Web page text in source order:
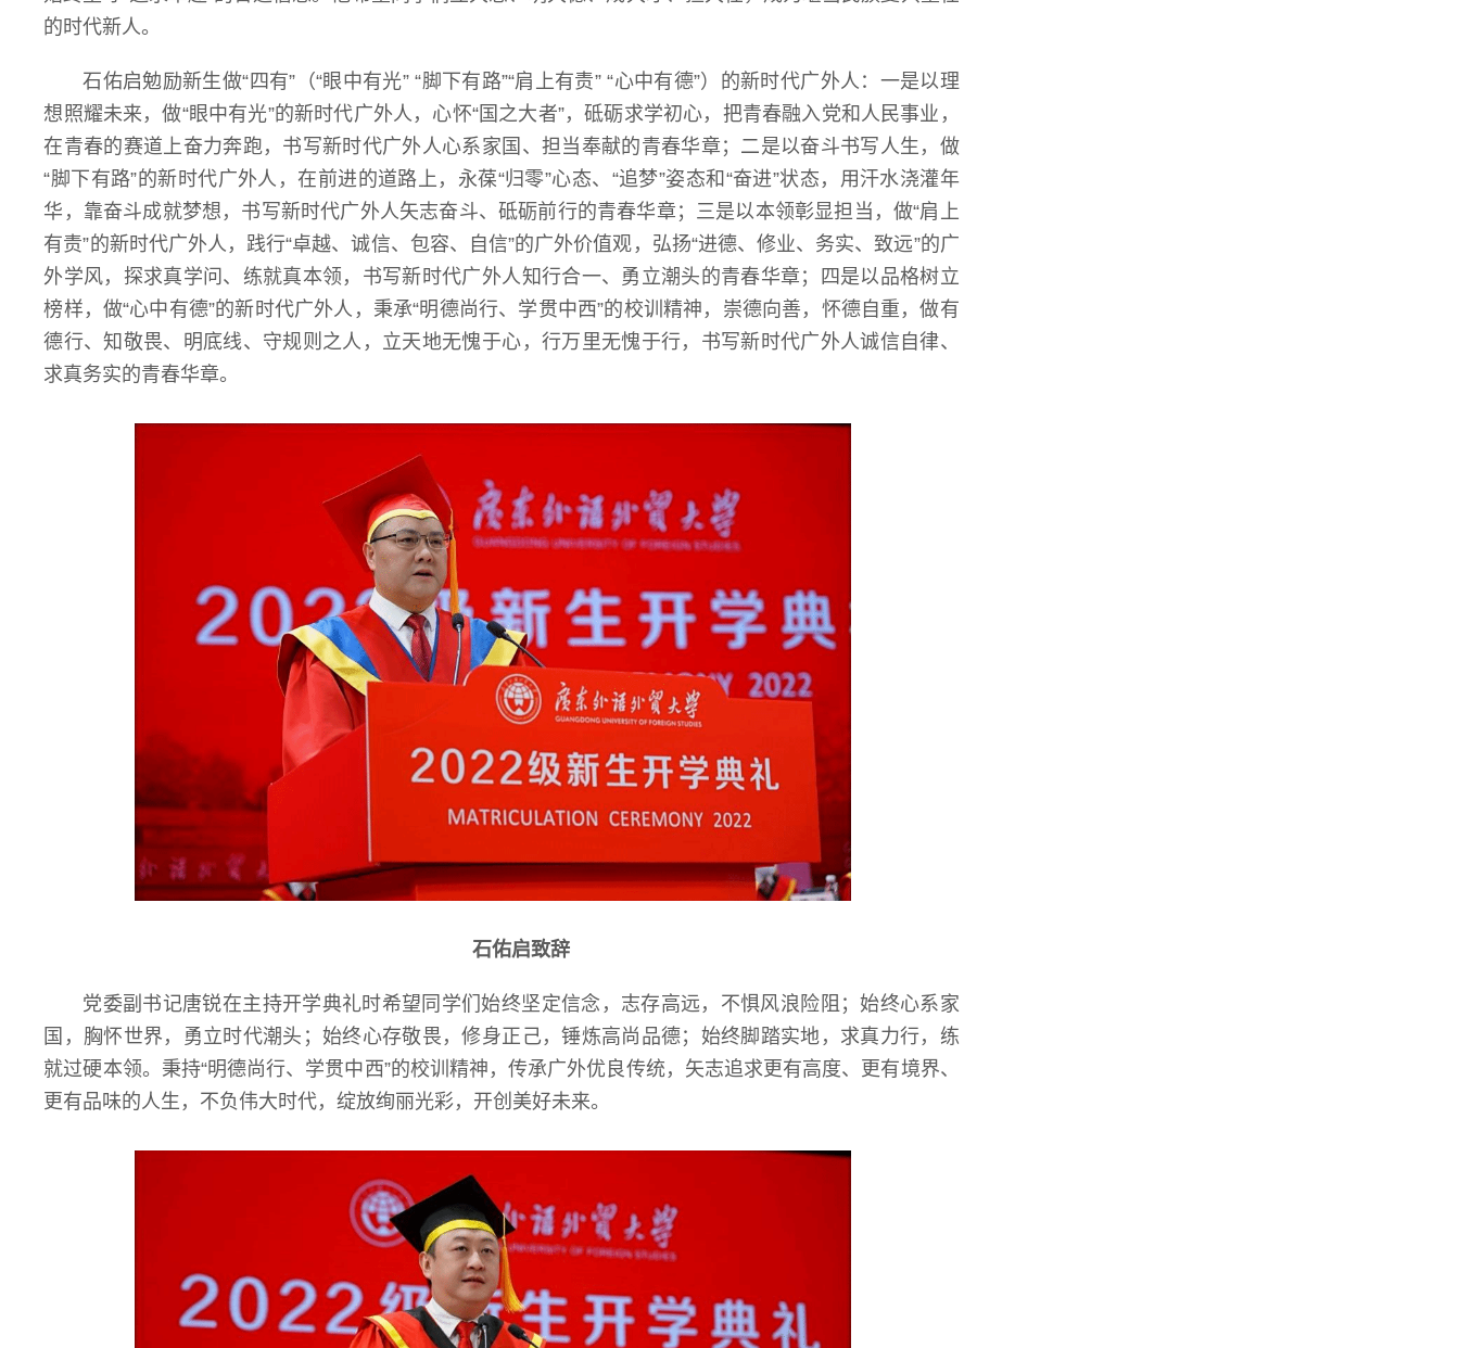
的时代新人。
石佑启勉励新生做“四有”（“眼中有光” “脚下有路”“肩上有责” “心中有德”）的新时代广外人：一是以理
想照耀未来，做“眼中有光”的新时代广外人，心怀“国之大者”，砥砺求学初心，把青春融入党和人民事业，
在青春的赛道上奋力奔跑，书写新时代广外人心系家国、担当奉献的青春华章；二是以奋斗书写人生，做
“脚下有路”的新时代广外人，在前进的道路上，永葆“归零”心态、“追梦”姿态和“奋进”状态，用汗水浇灌年
华，靠奋斗成就梦想，书写新时代广外人矢志奋斗、砥砺前行的青春华章；三是以本领彰显担当，做“肩上
有责”的新时代广外人，践行“卓越、诚信、包容、自信”的广外价值观，弘扬“进德、修业、务实、致远”的广
外学风，探求真学问、练就真本领，书写新时代广外人知行合一、勇立潮头的青春华章；四是以品格树立
榜样，做“心中有德”的新时代广外人，秉承“明德尚行、学贯中西”的校训精神，崇德向善，怀德自重，做有
德行、知敬畏、明底线、守规则之人，立天地无愧于心，行万里无愧于行，书写新时代广外人诚信自律、
求真务实的青春华章。
石佑启致辞
党委副书记唐锐在主持开学典礼时希望同学们始终坚定信念，志存高远，不惧风浪险阻；始终心系家
国，胸怀世界，勇立时代潮头；始终心存敬畏，修身正己，锤炼高尚品德；始终脚踏实地，求真力行，练
就过硬本领。秉持“明德尚行、学贯中西”的校训精神，传承广外优良传统，矢志追求更有高度、更有境界、
更有品味的人生，不负伟大时代，绽放绚丽光彩，开创美好未来。